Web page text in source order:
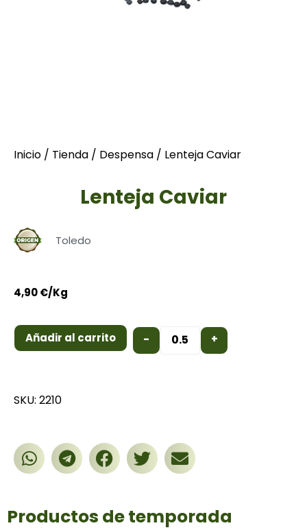
Inicio / Tienda / Despensa / Lenteja Caviar
Lenteja Caviar
Toledo
4,90€/Kg
- +
Añadir al carrito
SKU: 2210
Productos de temporada